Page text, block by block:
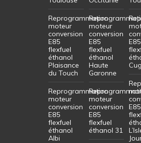
Reprogrammation
moteur
conversion
E85
flexfuel
éthanol
Plaisance
du Touch
Reprogrammation
moteur
conversion
E85
flexfuel
éthanol
Albi
moteur
conversion
E85
flexfuel
éthanol
Haute
Garonne
moteur
conversion
E85
flexfuel
éthanol 31
E85
E85